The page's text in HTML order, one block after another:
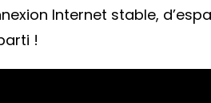
Internet stable,
!